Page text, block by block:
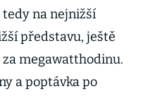
na nejnižší
představu, ještě
megawatthodinu.
a poptávka po